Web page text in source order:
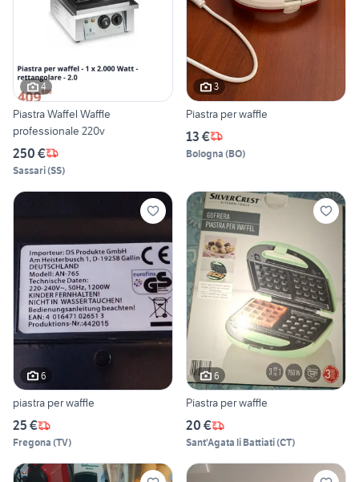
4
Piastra Waffel Waffle
professionale 220v
250 €
Sassari(SS)
3
Piastra per waffle
13 €
Bologna (BO)
6
piastra per waffle
25 €
Fregona (TV)
6
Piastra per waffle
20 €
Sant'Agata li Battiati(CT)